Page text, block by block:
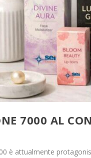
7000 AL
è attualmente